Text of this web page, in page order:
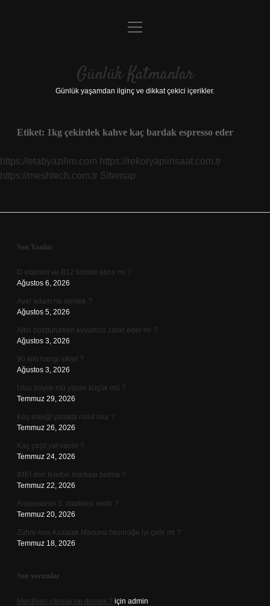
Anasayfa
Yasal Uyarı
menüyü
Günlük Katmanlar
Günlük yaşamdan ilginç ve dikkat çekici içerikler.
Etiket: 1kg çekirdek kahve kaç bardak espresso eder
https://etabyazilim.com https://rekoryapiinsaat.com.tr
https://meshtech.com.tr Sitemap
Sidebar
Son Yazılar
D vitamini ve B12 birlikte alınır mı ?
Ağustos 6, 2026
Avel adam ne demek ?
Ağustos 5, 2026
Altın bozdururken kuyumcu zarar eder mi ?
Ağustos 3, 2026
90 kilo hangi sıklet ?
Ağustos 3, 2026
Ulus büyük mü yazılır küçük mü ?
Temmuz 29, 2026
Koç erkeği yatakta nasıl olur ?
Temmuz 26, 2026
Kaç çeşit yat vardır ?
Temmuz 24, 2026
IMEI den telefon markası bulma ?
Temmuz 22, 2026
Anayasanın 3. maddesi nedir ?
Temmuz 20, 2026
Zühre Ana Kozalak Macunu öksürüğe iyi gelir mi ?
Temmuz 18, 2026
Son yorumlar
Merdiven çıkmak ne demek ? için admin